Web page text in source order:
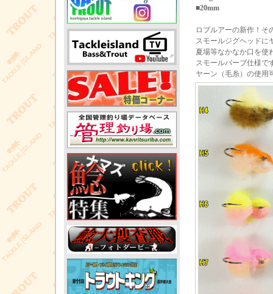
■20mm
ロブルアーの新作！そ
スモールジグヘッドに
夏場等なかなか口を使
スモールバーブ仕様で
ヤーン（毛糸）の使用